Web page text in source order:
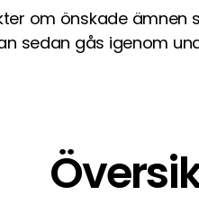
om önskade ämnen
sedan gås igenom